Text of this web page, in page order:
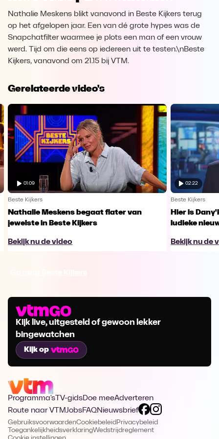
Nathalie Meskens blikt vanavond in Beste Kijkers terug
op het afgelopen jaar. Een van dé grote hypes was de
Snapchatfilter waarmee je plots een man of een vrouw
werd. Tijd om die eens op iedereen uit te testen.\nBeste
Kijkers, vanavond om 21.15 bij VTM.
Gerelateerde video's
01:09
Beste Kijkers
Nathalie Meskens begaat flater van
jewelste in Beste Kijkers
Bekijk nu de video
02:22
Beste Kijkers
Hier is
ludieke
Bekijk nu de
Kijk live, uitgesteld of gewoon lekker
bingewatchen
Kijk op
Programma's TV-gidsDoe meeAdverteren
Route naar VTMJobsFAQNieuwsbrief
GebruiksvoorwaardenCookiebeleid Privacybeleid
ToegankelijkheidsverklaringWedstrijdreglement